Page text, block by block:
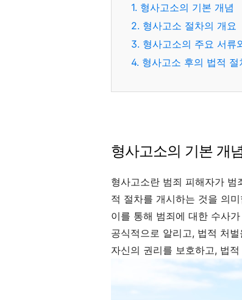
1. 형사고소의 기본 개념
2. 형사고소 절차의 개요
3. 형사고소의 주요 서류
4. 형사고소 후의 법적 절
형사고소의 기본 개
형사고소란 범죄 피해자가
적 절차를 개시하는 것을 의
이를 통해 범죄에 대한 수사
공식적으로 알리고, 법적 처
자신의 권리를 보호하고, 법